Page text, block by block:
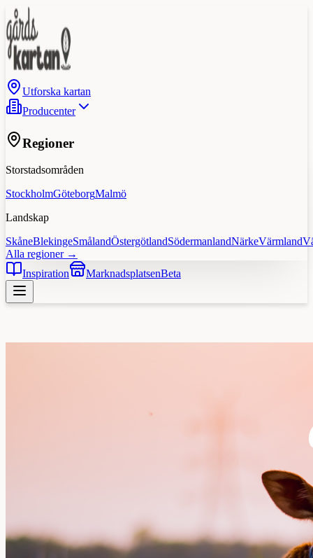
Utforska kartan
Producenter
Regioner
Storstadsområden
StockholmGöteborgMalmö
Landskap
SkåneBlekingeSmålandÖstergötlandSödermanlandNärkeVärmland
Alla regioner →
Inspiration
MarknadsplatsenBeta